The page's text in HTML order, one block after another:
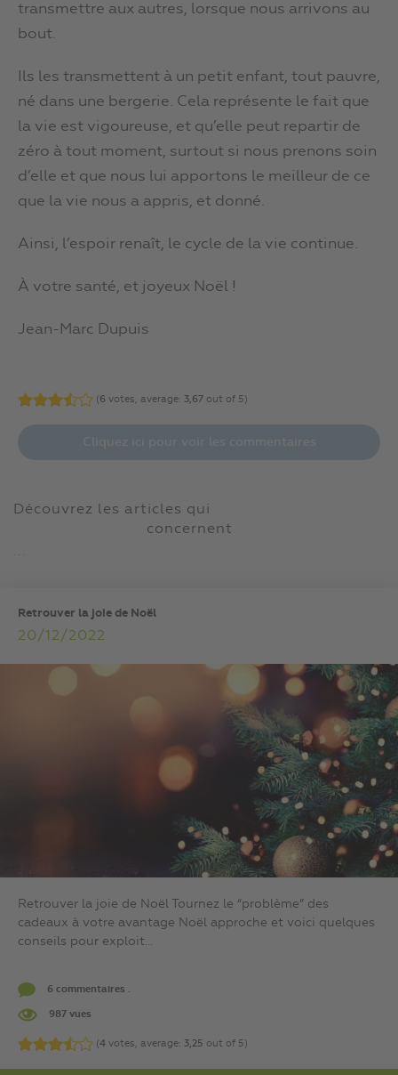
transmettre aux autres, lorsque nous arrivons au
bout.
Ils les transmettent à un petit enfant, tout pauvre,
né dans une bergerie. Cela représente le fait que
la vie est vigoureuse, et qu’elle peut repartir de
zéro à tout moment, surtout si nous prenons soin
d’elle et que nous lui apportons le meilleur de ce
que la vie nous a appris, et donné.
Ainsi, l’espoir renaît, le cycle de la vie continue.
À votre santé, et joyeux Noël !
Jean-Marc Dupuis
(6 votes, average: 3,67 out of 5)
Découvrez les articles qui
concernent
...
Retrouver la joie de Noël
20/12/2022
Retrouver la joie de Noël Tournez le “problème” des
cadeaux à votre avantage Noël approche et voici quelques
conseils pour exploit...
6 commentaires .
987 vues
(4 votes, average: 3,25 out of 5)